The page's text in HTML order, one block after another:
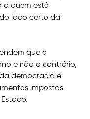
a quem está
lado certo da
que a
e não o contrário,
democracia é
impostos